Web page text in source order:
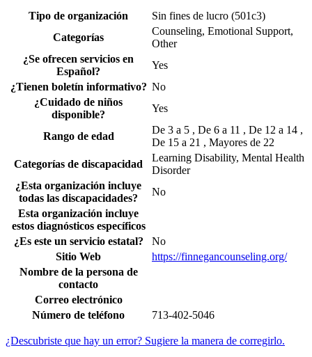
Tipo de organización
Sin fines de lucro (501c3)
Categorías
Counseling, Emotional Support,
Other
¿Se ofrecen servicios en
Español?
Yes
¿Tienen boletín informativo? No
¿Cuidado de niños
disponible?
Yes
Rango de edad
De 3 a 5 , De 6 a 11 , De 12 a 14 ,
De 15 a 21 , Mayores de 22
Categorías de discapacidad
Learning Disability, Mental Health
Disorder
¿Esta organización incluye
todas las discapacidades?
No
Esta organización incluye
estos diagnósticos específicos
¿Es este un servicio estatal?
No
Sitio Web
https://finnegancounseling.org/
Nombre de la persona de
contacto
Correo electrónico
Número de teléfono
713-402-5046
¿Descubriste que hay un error? Sugiere la manera de corregirlo.